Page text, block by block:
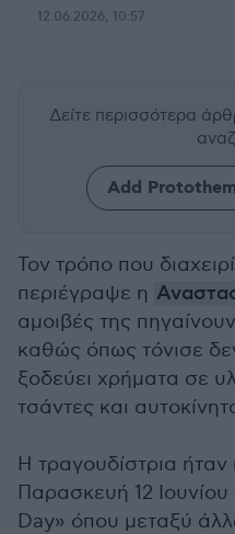
12.06.2026, 10:57
Δείτε περισσότερα
Add
Τον τρόπο που
περιέγραψε η
αμοιβές της
καθώς όπως τόνισε
ξοδεύει χρήματα σε
τσάντες και
Η τραγουδίστρια
Παρασκευή 12
Day» όπου μεταξύ